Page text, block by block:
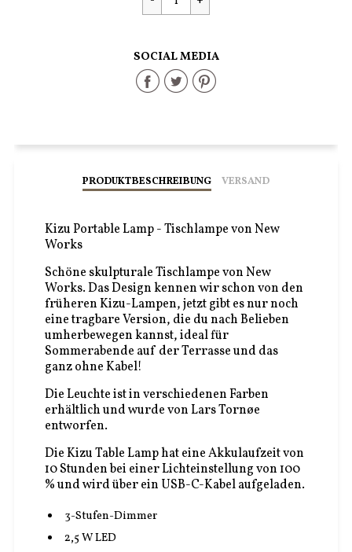
SOCIAL MEDIA
Share
Facebook
Share
Twitter
Share
Pinterest
PRODUKTBESCHREIBUNG VERSAND
Kizu Portable Lamp - Tischlampe von New
Works
Schöne skulpturale Tischlampe von New
Works. Das Design kennen wir schon von den
früheren Kizu-Lampen, jetzt gibt es nur noch
eine tragbare Version, die du nach Belieben
umherbewegen kannst, ideal für
Sommerabende auf der Terrasse und das
ganz ohne Kabel!
Die Leuchte ist in verschiedenen Farben
erhältlich und wurde von Lars Tornøe
entworfen.
Die Kizu Table Lamp hat eine Akkulaufzeit von
10 Stunden bei einer Lichteinstellung von 100
% und wird über ein USB-C-Kabel aufgeladen.
3-Stufen-Dimmer
2,5 W LED